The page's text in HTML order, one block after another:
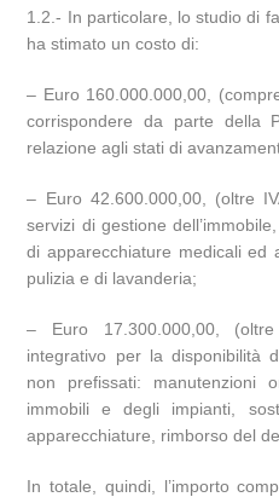
1.2.- In particolare, lo studio di
ha stimato un costo di:
– Euro 160.000.000,00,
corrispondere da parte della
relazione agli stati di
– Euro 42.600.000,00, (oltre
servizi di gestione
di apparecchiature medicali ed
pulizia e di lavanderia;
– Euro 17.300.000,00,
integrativo per la disponibilità
non prefissati: manutenzioni
immobili e degli impianti,
apparecchiature, rimborso del
In totale, quindi, l’importo